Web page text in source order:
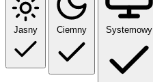
Jasny Ciemny Systemowy